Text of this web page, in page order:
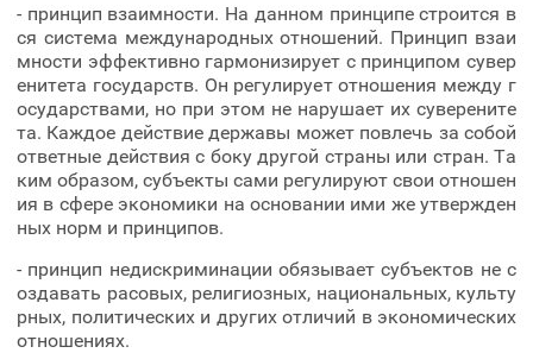
- принцип взаимности. На данном принципе строится в
ся система международных отношений. Принцип взаи
мности эффективно гармонизирует с принципом сувер
енитета государств. Он регулирует отношения между г
осударствами, но при этом не нарушает их суверените
та. Каждое действие державы может повлечь за собой
ответные действия с боку другой страны или стран. Та
ким образом, субъекты сами регулируют свои отношен
ия в сфере экономики на основании ими же утвержден
ных норм и принципов.
- принцип недискриминации обязывает субъектов не с
оздавать расовых, религиозных, национальных, культу
рных, политических и других отличий в экономических
отношениях.